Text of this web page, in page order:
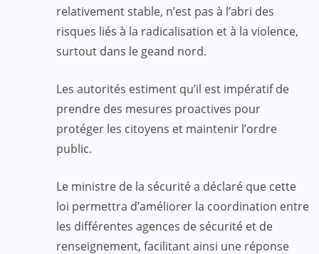
relativement stable, n’est pas à l’abri des
risques liés à la radicalisation et à la violence,
surtout dans le geand nord.
Les autorités estiment qu’il est impératif de
prendre des mesures proactives pour
protéger les citoyens et maintenir l’ordre
public.
Le ministre de la sécurité a déclaré que cette
loi permettra d’améliorer la coordination entre
les différentes agences de sécurité et de
renseignement, facilitant ainsi une réponse